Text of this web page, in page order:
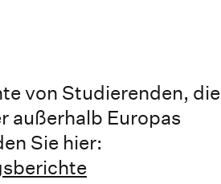
von Studierenden, die
außerhalb Europas
Sie hier: